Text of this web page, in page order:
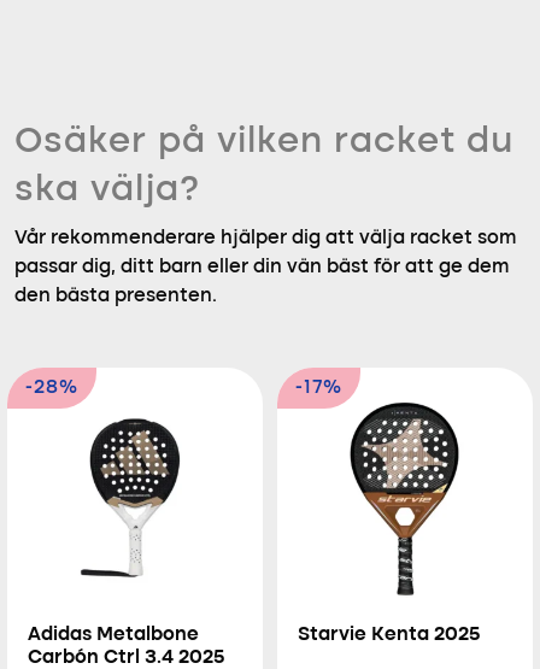
Osäker på vilken racket du
ska välja?
Vår rekommenderare hjälper dig att välja racket som
passar dig, ditt barn eller din vän bäst för att ge dem
den bästa presenten.
-28%
Adidas Metalbone
Carbón Ctrl 3.4 2025
-17%
Starvie Kenta 2025